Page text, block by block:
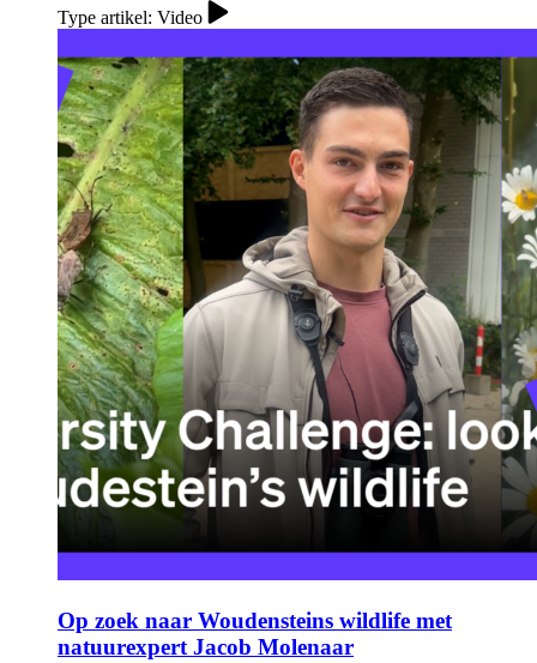
Type artikel: Video
Op zoek naar Woudensteins wildlife met
natuurexpert Jacob Molenaar